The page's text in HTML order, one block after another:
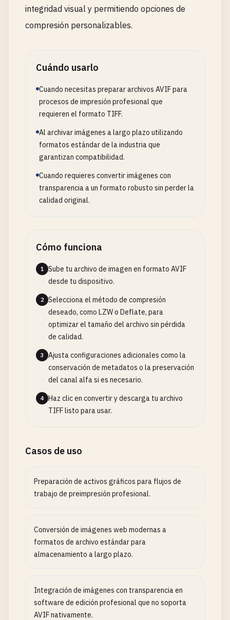
integridad visual y permitiendo opciones de
compresión personalizables.
Cuándo usarlo
Cuando necesitas preparar archivos AVIF para
procesos de impresión profesional que
requieren el formato TIFF.
Al archivar imágenes a largo plazo utilizando
formatos estándar de la industria que
garantizan compatibilidad.
Cuando requieres convertir imágenes con
transparencia a un formato robusto sin perder la
calidad original.
Cómo funciona
1
Sube tu archivo de imagen en formato AVIF
desde tu dispositivo.
2
Selecciona el método de compresión
deseado, como LZW o Deflate, para
optimizar el tamaño del archivo sin pérdida
de calidad.
3
Ajusta configuraciones adicionales como la
conservación de metadatos o la preservación
del canal alfa si es necesario.
4
Haz clic en convertir y descarga tu archivo
TIFF listo para usar.
Casos de uso
Preparación de activos gráficos para flujos de
trabajo de preimpresión profesional.
Conversión de imágenes web modernas a
formatos de archivo estándar para
almacenamiento a largo plazo.
Integración de imágenes con transparencia en
software de edición profesional que no soporta
AVIF nativamente.